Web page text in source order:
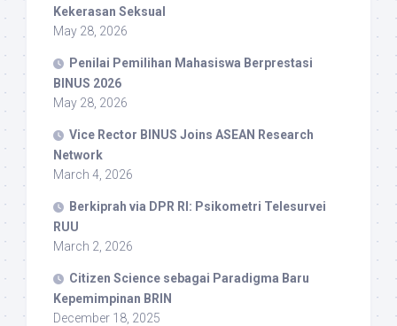
Kekerasan Seksual
May 28, 2026
Penilai Pemilihan Mahasiswa Berprestasi
BINUS 2026
May 28, 2026
Vice Rector BINUS Joins ASEAN Research
Network
March 4, 2026
Berkiprah via DPR RI: Psikometri Telesurvei
RUU
March 2, 2026
Citizen Science sebagai Paradigma Baru
Kepemimpinan BRIN
December 18, 2025